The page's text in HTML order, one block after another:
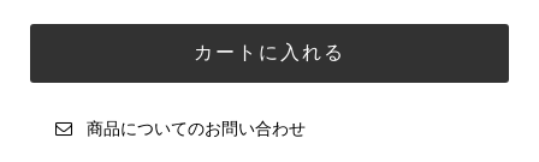
商品についてのお問い合わせ